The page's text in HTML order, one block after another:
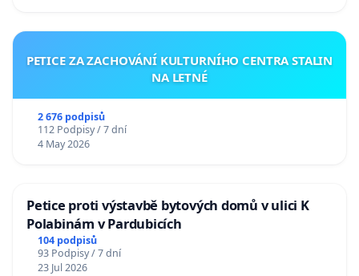
PETICE ZA ZACHOVÁNÍ KULTURNÍHO CENTRA STALIN
NA LETNÉ
2 676 podpisů
112 Podpisy / 7 dní
4 May 2026
Petice proti výstavbě bytových domů v ulici K
Polabinám v Pardubicích
104 podpisů
93 Podpisy / 7 dní
23 Jul 2026